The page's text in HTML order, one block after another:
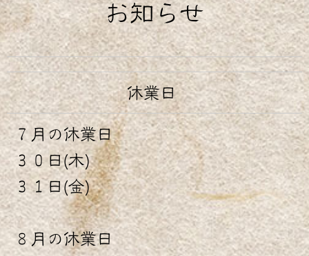
お知らせ
休業日
７月の休業日
３０日(木)
３１日(金)
８月の休業日